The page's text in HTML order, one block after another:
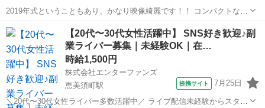
2019年式ということもあり、かなり映像綺麗です！！ コンパクトなの
で持ち帰りやすさ⭕️！ TH-19G300 リモコン、コンセント付き 配送希
望の方はお気軽にお申し付けください！ 近場は➕500円でお持ちいたし
ます！
大阪 恵美須町駅 テレビ 近場
【20代〜30代女性活躍中】 SNS好き歓迎♪副
業ライバー募集｜未経験OK｜在…
時給1,500円
株式会社エンターファンズ
恵美須町駅
提携サイト 7月25日
＼20代〜30代女性ライバー多数活躍中／ ライブ配信未経験からスター